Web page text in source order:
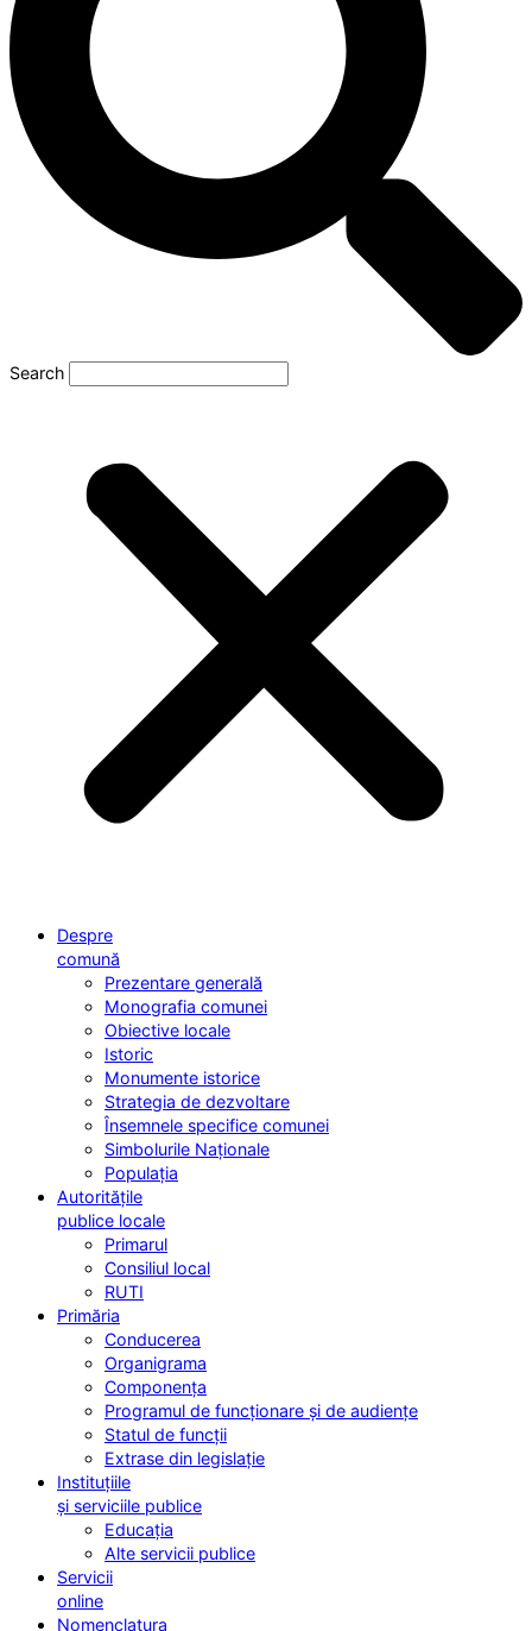
Search
Despre
comună
Prezentare generală
Monografia comunei
Obiective locale
Istoric
Monumente istorice
Strategia de dezvoltare
Însemnele specifice comunei
Simbolurile Naționale
Populația
Autoritățile
publice locale
Primarul
Consiliul local
RUTI
Primăria
Conducerea
Organigrama
Componența
Programul de funcționare și de audiențe
Statul de funcții
Extrase din legislație
Instituțiile
și serviciile publice
Educația
Alte servicii publice
Servicii
online
Nomenclatura